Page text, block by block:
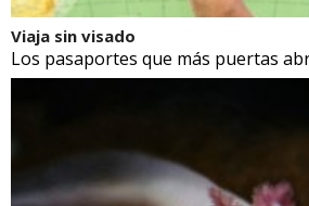
Viaja sin visado
Los pasaportes que más puertas